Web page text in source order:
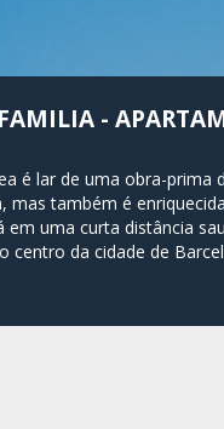
-
é lar de uma obra-prima
mas também é
uma curta distância
centro da cidade de
quer experimentar